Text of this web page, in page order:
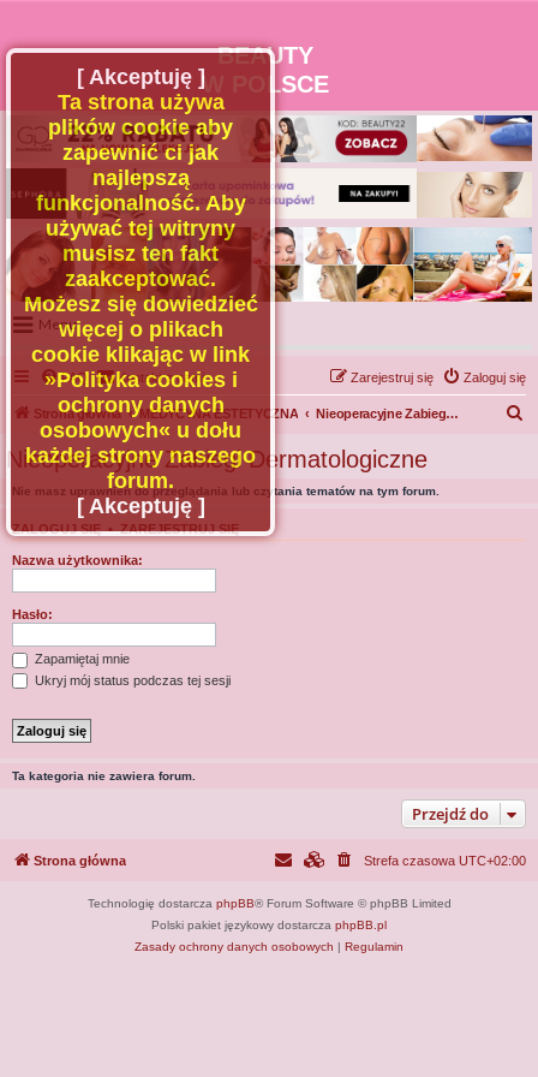
BEAUTY
W POLSCE
Menu
Portal
Facebook
Regulamin
Zapytaj administratora
Kontakt
FAQ Kontakt z nami Zaloguj się
Zarejestruj się
Strona główna MEDYCYNA ESTETYCZNA Nieoperacyjne Zabiegi Dermatologiczne
Nieoperacyjne Zabiegi Dermatologiczne
Nie masz uprawnień do przeglądania lub czytania tematów na tym forum.
ZALOGUJ SIĘ•ZAREJESTRUJ SIĘ
Nazwa użytkownika:
Hasło:
Zapamiętaj mnie
Ukryj mój status podczas tej sesji
Ta kategoria nie zawiera forum.
Przejdź do
[ Akceptuję ]
Ta strona używa
plików cookie aby
zapewnić ci jak
najlepszą
funkcjonalność. Aby
używać tej witryny
musisz ten fakt
zaakceptować.
Możesz się dowiedzieć
więcej o plikach
cookie klikając w link
»Polityka cookies i
ochrony danych
osobowych« u dołu
każdej strony naszego
forum.
[ Akceptuję ]
Strona główna Strefa czasowa UTC+02:00
Technologię dostarcza phpBB® Forum Software © phpBB Limited
Polski pakiet językowy dostarcza phpBB.pl
Zasady ochrony danych osobowych | Regulamin